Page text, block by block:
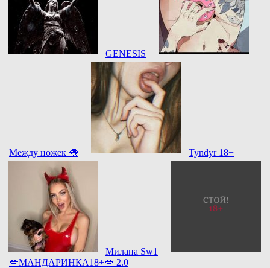
GENESIS
Между ножек 👅 Tyndyr 18+
Милана Sw1
💋МАНДАРИНКА18+💋 2.0